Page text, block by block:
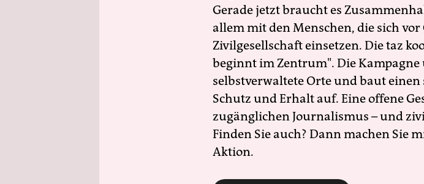
Gerade jetzt braucht es
allem mit den Menschen, die sich
Zivilgesellschaft einsetzen. Die taz
beginnt im Zentrum". Die
selbstverwaltete Orte und baut
Schutz und Erhalt auf. Eine offene
zugänglichen Journalismus – und
Finden Sie auch? Dann machen Sie
Aktion.